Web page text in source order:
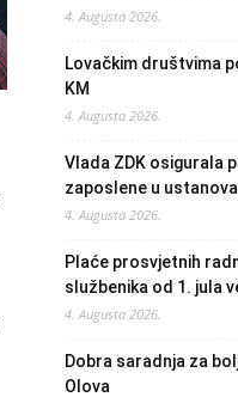
4. Augusta 2026.
Lovačkim društvima
KM
4. Augusta 2026.
Vlada ZDK osigurala
zaposlene u
4. Augusta 2026.
Plaće prosvjetnih
službenika od 1. jula
4. Augusta 2026.
Dobra saradnja za
Olova